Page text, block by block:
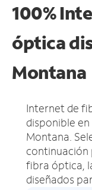
100%
óptica
Montana
Internet de
disponible
Montana.
continuación
fibra óptica,
diseñados